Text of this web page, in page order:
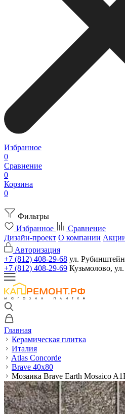
Избранное
0
Сравнение
0
Корзина
0
Фильтры
Избранное
Сравнение
Дизайн-проект О компании
Авторизация
+7 (812) 408-29-68 ул.
+7 (812) 408-29-69 Кузьмолово,
Главная
Керамическая плитка
Италия
Atlas Concorde
Brave 40x80
Мозаика Brave Earth Mosaico